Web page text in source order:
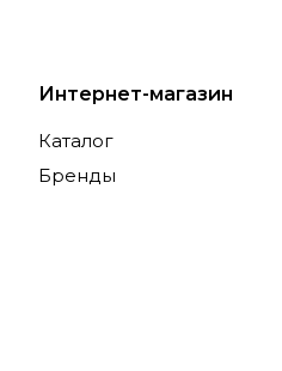
Интернет-магазин
Каталог
Бренды